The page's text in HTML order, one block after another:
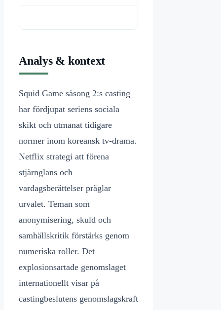
Analys & kontext
Squid Game säsong 2:s casting
har fördjupat seriens sociala
skikt och utmanat tidigare
normer inom koreansk tv-drama.
Netflix strategi att förena
stjärnglans och
vardagsberättelser präglar
urvalet. Teman som
anonymisering, skuld och
samhällskritik förstärks genom
numeriska roller. Det
explosionsartade genomslaget
internationellt visar på
castingbeslutens genomslagskraft